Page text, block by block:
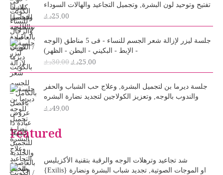
تفتيح وتوحيد لون البشرة, وتجميل التجاعيد والهالات السوداء
25.00د.ك
جلسة ليزر لإزالة شعر الجسم للنساء - فى 5 مناطق (الوجه
- الإبط - البكيني - البطن - الظهر)
30.00د.ك
O
r
i
g
i
n
a
e
w
25.00د.ك
C
u
r
e
n
t
s
جلسة ديرما بن لتجميل البشرة, وعلاج حب الشباب والحفر
والندوب بالوجه, وتعزيز الكولاجين لتجديد نضارة البشره
49.00د.ك
Featured
شد تجاعيد وترهلات الوجه والرقبة بتقنية الأكزيليس
{Exilis} او الموجات الصوتية, تجديد شباب البشرة ونضارة